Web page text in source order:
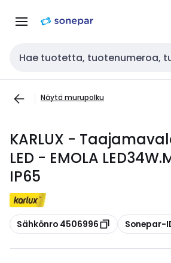
navigointiinsisältöön
Haku
Näytä murupolku
KARLUX -
LED - EMOLA
IP65
Kopioi
Sähkönro 4506996 Kopioi
Sonepar-